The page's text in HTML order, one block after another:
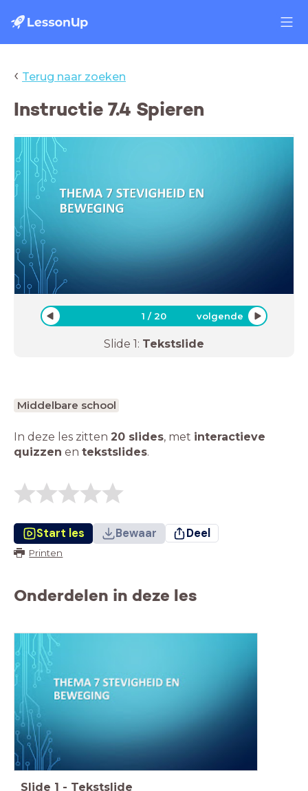
‹ Terug naar zoeken
Instructie 7.4 Spieren
1 /20 volgende
Slide 1: Tekstslide
Middelbare school
In deze les zitten 20 slides, met interactieve
quizzen en tekstslides.
Start les Bewaar Deel
Printen
Onderdelen in deze les
Slide 1 - Tekstslide